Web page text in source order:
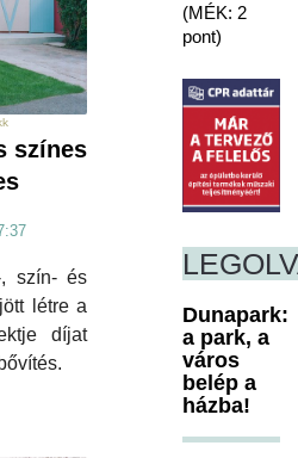
színes
, szín- és
létre a
díjat
(MÉK: 2
pont)
Dunapark:
a park, a
város
belép a
házba!